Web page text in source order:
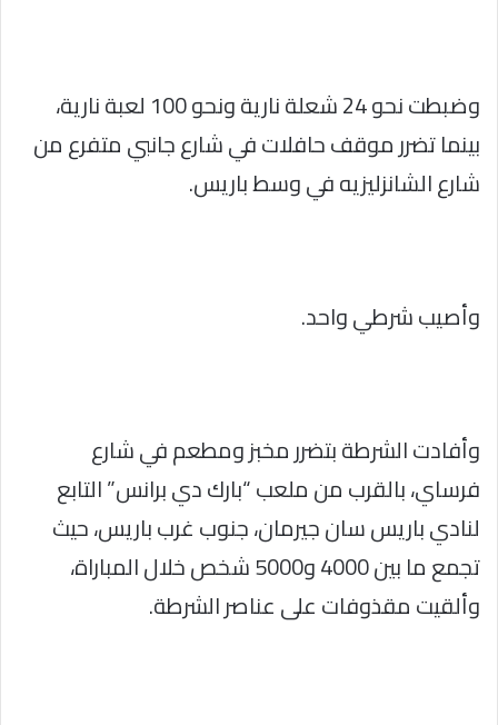
وضبطت نحو 24 شعلة نارية ونحو 100 لعبة نارية،
بينما تضرر موقف حافلات في شارع جانبي متفرع من
شارع الشانزليزيه في وسط باريس.
وأصيب شرطي واحد.
وأفادت الشرطة بتضرر مخبز ومطعم في شارع
فرساي، بالقرب من ملعب “بارك دي برانس” التابع
لنادي باريس سان جيرمان، جنوب غرب باريس، حيث
تجمع ما بين 4000 و5000 شخص خلال المباراة،
وألقيت مقذوفات على عناصر الشرطة.